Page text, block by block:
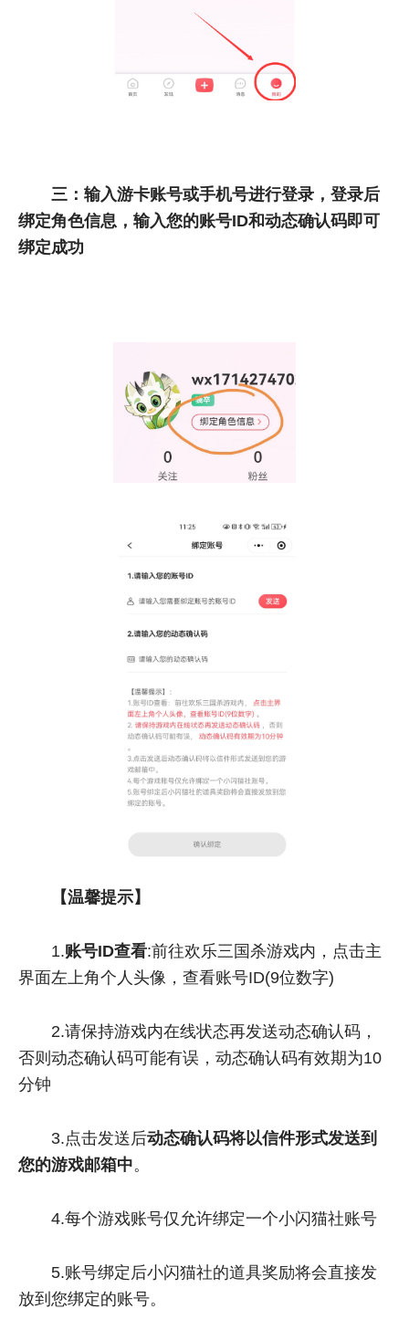
三：输入游卡账号或手机号进行登录，登录后
绑定角色信息，输入您的账号ID和动态确认码即可
绑定成功
【温馨提示】
1.账号ID查看:前往欢乐三国杀游戏内，点击主
界面左上角个人头像，查看账号ID(9位数字)
2.请保持游戏内在线状态再发送动态确认码，
否则动态确认码可能有误，动态确认码有效期为10
分钟
3.点击发送后动态确认码将以信件形式发送到
您的游戏邮箱中。
4.每个游戏账号仅允许绑定一个小闪猫社账号
5.账号绑定后小闪猫社的道具奖励将会直接发
放到您绑定的账号。